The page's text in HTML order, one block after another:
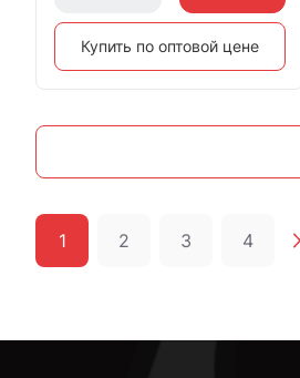
Купить по оптовой цене
1 2 3 4